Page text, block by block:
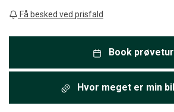
Få besked ved prisfald
Book prøvetur
Hvor meget er min